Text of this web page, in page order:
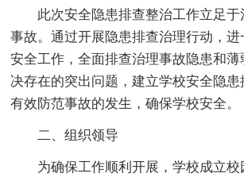
此次安全隐患排查整治工作立足
事故。通过开展隐患排查治理行动，
安全工作，全面排查治理事故隐患和
决存在的突出问题，建立学校安全隐患
有效防范事故的发生，确保学校安全。
二、组织领导
为确保工作顺利开展，学校成立